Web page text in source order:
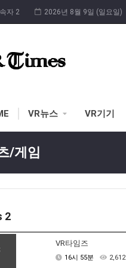
자 2 2026년 8월 9일 (일요일)
VR뉴스 VR기기
/게임
2
VR타임즈
16시 55분 2,612